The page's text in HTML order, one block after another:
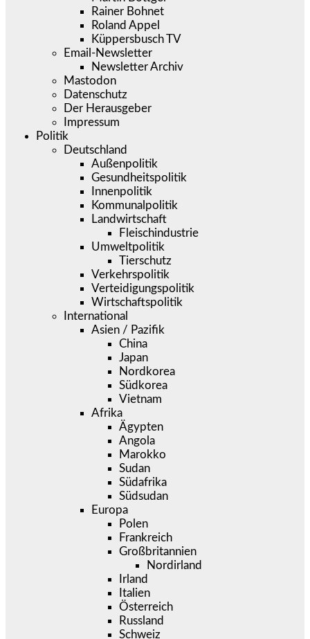
Rainer Bohnet
Roland Appel
Küppersbusch TV
Email-Newsletter
Newsletter Archiv
Mastodon
Datenschutz
Der Herausgeber
Impressum
Politik
Deutschland
Außenpolitik
Gesundheitspolitik
Innenpolitik
Kommunalpolitik
Landwirtschaft
Fleischindustrie
Umweltpolitik
Tierschutz
Verkehrspolitik
Verteidigungspolitik
Wirtschaftspolitik
International
Asien / Pazifik
China
Japan
Nordkorea
Südkorea
Vietnam
Afrika
Ägypten
Angola
Marokko
Sudan
Südafrika
Südsudan
Europa
Polen
Frankreich
Großbritannien
Nordirland
Irland
Italien
Österreich
Russland
Schweiz